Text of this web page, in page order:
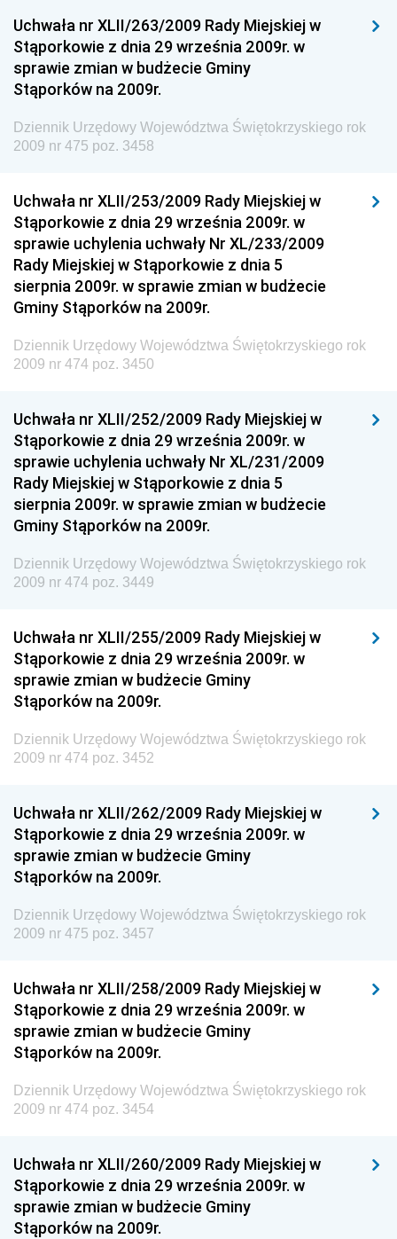
Dziennik Urzędowy Ministra Sprawiedliwości
Dziennik Urzędowy Ministra Rozwoju i Finansów
Dziennik Urzędowy Wyższego Urzędu Górniczego
Dziennik Urzędowy Prezesa Urzędu Transportu
Kolejowego
Technologii
Dziennik Urzędowy Ministra Inwestycji i Rozwoju
Dziennik Urzędowy Naczelnego Dyrektora Archiwów
Państwowych
Dziennik Urzędowy Ministra Finansów, Inwestycji i
Dziennik Urzędowy Ministra Klimatu
Dziennik Urzędowy Ministra Funduszy i Polityki
Regionalnej
Dziennik Urzędowy Ministra Aktywów Państwowych
Dziennik Urzędowy Ministra Zdrowia
Dziennik Urzędowy Ministra Środowiska i Głównego
Dziennik Urzędowy Ministra Klimatu i Środowiska
Narodowego i Sportu
Dziennik Urzędowy Ministra Finansów, Funduszy i
Polityki Regionalnej
Dziennik Urzędowy Ministra Rozwoju, Pracy i
Technologii
Dziennik Urzędowy Ministra Kultury, Dziedzictwa
Dziennik Urzędowy Ministra Rodziny i Polityki
Społecznej
Dziennik Urzędowy Komendy Głównej Straży
Granicznej
Dziennik Urzędowy Głównego Inspektoratu Transportu
Drogowego
Dziennik Urzędowy Komendy Głównej Policji
Dziennik Urzędowy Ministra Pracy i Polityki
Społecznej
Dziennik Urzędowy Ministra Transportu, Budownictwa
i Gospodarki Morskiej
Dziennik Urzędowy Ministra Spraw Zagranicznych
Dziennik Urzędowy Centralnego Biura
Antykorupcyjnego
Uchwała nr XLII/263/2009 Rady Miejskiej w
Stąporkowie z dnia 29 września 2009r. w
sprawie zmian w budżecie Gminy
Stąporków na 2009r.
Dziennik Urzędowy Województwa Świętokrzyskiego rok
2009 nr 475 poz. 3458
Uchwała nr XLII/253/2009 Rady Miejskiej w
Stąporkowie z dnia 29 września 2009r. w
sprawie uchylenia uchwały Nr XL/233/2009
Rady Miejskiej w Stąporkowie z dnia 5
sierpnia 2009r. w sprawie zmian w budżecie
Gminy Stąporków na 2009r.
Dziennik Urzędowy Województwa Świętokrzyskiego rok
2009 nr 474 poz. 3450
Uchwała nr XLII/252/2009 Rady Miejskiej w
Stąporkowie z dnia 29 września 2009r. w
sprawie uchylenia uchwały Nr XL/231/2009
Rady Miejskiej w Stąporkowie z dnia 5
sierpnia 2009r. w sprawie zmian w budżecie
Gminy Stąporków na 2009r.
Dziennik Urzędowy Województwa Świętokrzyskiego rok
2009 nr 474 poz. 3449
Uchwała nr XLII/255/2009 Rady Miejskiej w
Stąporkowie z dnia 29 września 2009r. w
sprawie zmian w budżecie Gminy
Stąporków na 2009r.
Dziennik Urzędowy Województwa Świętokrzyskiego rok
2009 nr 474 poz. 3452
Uchwała nr XLII/262/2009 Rady Miejskiej w
Stąporkowie z dnia 29 września 2009r. w
sprawie zmian w budżecie Gminy
Stąporków na 2009r.
Dziennik Urzędowy Województwa Świętokrzyskiego rok
2009 nr 475 poz. 3457
Uchwała nr XLII/258/2009 Rady Miejskiej w
Stąporkowie z dnia 29 września 2009r. w
sprawie zmian w budżecie Gminy
Stąporków na 2009r.
Dziennik Urzędowy Województwa Świętokrzyskiego rok
2009 nr 474 poz. 3454
Uchwała nr XLII/260/2009 Rady Miejskiej w
Stąporkowie z dnia 29 września 2009r. w
sprawie zmian w budżecie Gminy
Stąporków na 2009r.